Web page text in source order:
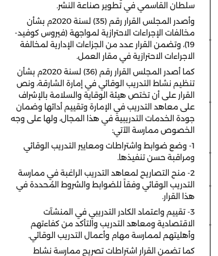
سلطان القاسمي في تطوير صناعة النشر.
وأصدر المجلس القرار رقم (35) لسنة 2020م بشأن
مخالفات الإجراءات الاحترازية لمواجهة (فيروس كوفيد-
19)، وتضمن القرار عدد من الجزاءات الإدارية لمخالفة
الاجراءات الاحترازية في مقار العمل.
كما أصدر المجلس القرار رقم (36) لسنة 2020م بشأن
تنظيم نشاط التدريب الوقائي في إمارة الشارقة، ونص
القرار على أن تختص هيئة الوقاية والسلامة بالإشراف
على معاهد التدريب في الإمارة وتقييم أدائها وضمان
جودة الخدمات التدريبية في هذا المجال، ولها على وجه
الخصوص ممارسة الآتي:
1- وضع ضوابط واشتراطات ومعايير التدريب الوقائي
ومراقبة حسن تنفيذها.
2- منح التصاريح لمعاهد التدريب الراغبة في ممارسة
التدريب الوقائي وفقاً للضوابط والشروط المُحددة في
هذا القرار.
3- تقييم واعتماد الكادر التدريبي في المنشآت
الاقتصادية ومعاهد التدريب والتأكد من كفاءتهم
وأهليتهم لممارسة مهام وأعمال التدريب الوقائي.
كما تضمن القرار اشتراطات تصريح ممارسة نشاط